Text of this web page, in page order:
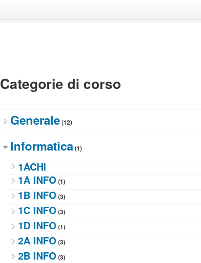
Categorie di corso
Generale(12)
Informatica(1)
1ACHI
1A INFO (1)
1B INFO (3)
1C INFO (3)
1D INFO (1)
2A INFO (3)
2B INFO (3)